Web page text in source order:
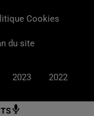
Cookies
du site
2023 2022